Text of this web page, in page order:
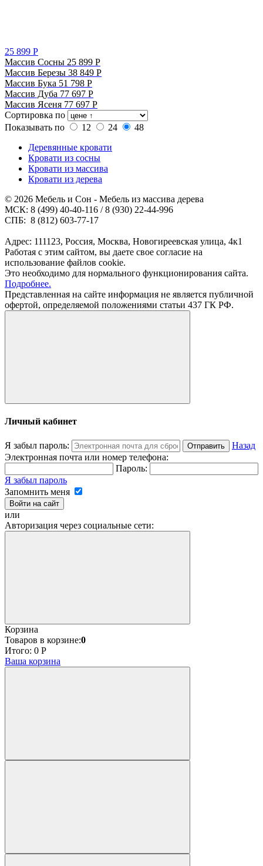
25 899 Р
Массив Сосны 25 899 Р
Массив Березы 38 849 Р
Массив Бука 51 798 Р
Массив Дуба 77 697 Р
Массив Ясеня 77 697 Р
Сортировка по
Показывать по
12 24
48
Деревянные кровати
Кровати из сосны
Кровати из массива
Кровати из дерева
© 2026 Мебель и Сон - Мебель из массива дерева
МСК: 8 (499) 40-40-116 / 8 (930) 22-44-996
СПБ: 8 (812) 603-77-17
Адрес: 111123, Россия, Москва, Новогиреевская улица, 4к1
Работая с этим сайтом, вы даете свое согласие на
использование файлов cookie.
Это необходимо для нормального функционирования сайта.
Подробнее.
Представленная на сайте информация не является публичной
офертой, определяемой положениями статьи 437 ГК РФ.
Личный кабинет
Я забыл пароль: Отправить
Назад
Электронная почта или номер телефона:
Пароль:
Я забыл пароль
Запомнить меня
Войти на сайт
или
Авторизация через социальные сети:
Корзина
Товаров в корзине:0
Итого: 0 Р
Ваша корзина